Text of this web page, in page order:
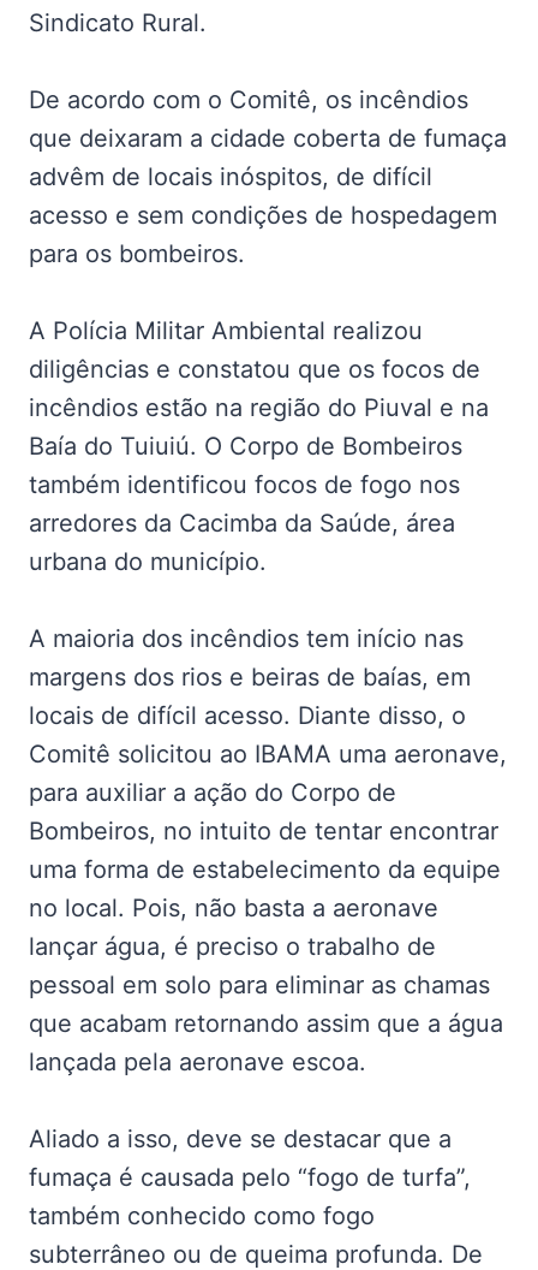
Sindicato Rural.
De acordo com o Comitê, os incêndios
que deixaram a cidade coberta de fumaça
advêm de locais inóspitos, de difícil
acesso e sem condições de hospedagem
para os bombeiros.
A Polícia Militar Ambiental realizou
diligências e constatou que os focos de
incêndios estão na região do Piuval e na
Baía do Tuiuiú. O Corpo de Bombeiros
também identificou focos de fogo nos
arredores da Cacimba da Saúde, área
urbana do município.
A maioria dos incêndios tem início nas
margens dos rios e beiras de baías, em
locais de difícil acesso. Diante disso, o
Comitê solicitou ao IBAMA uma aeronave,
para auxiliar a ação do Corpo de
Bombeiros, no intuito de tentar encontrar
uma forma de estabelecimento da equipe
no local. Pois, não basta a aeronave
lançar água, é preciso o trabalho de
pessoal em solo para eliminar as chamas
que acabam retornando assim que a água
lançada pela aeronave escoa.
Aliado a isso, deve se destacar que a
fumaça é causada pelo “fogo de turfa”,
também conhecido como fogo
subterrâneo ou de queima profunda. De